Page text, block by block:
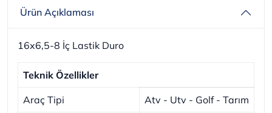
Ürün Açıklaması
16x6,5-8 İç Lastik Duro
Teknik Özellikler
Araç Tipi Atv - Utv - Golf - Tarım